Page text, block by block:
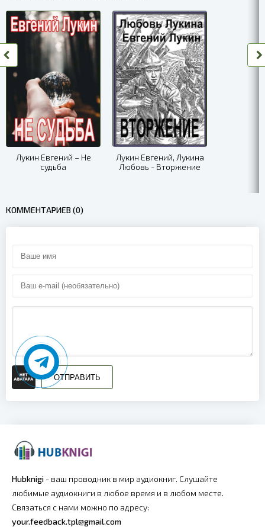
Лукин Евгений – Не
судьба
Лукин Евгений, Лукина
Любовь - Вторжение
КОММЕНТАРИЕВ (0)
ОТПРАВИТЬ
Hubknigi - ваш проводник в мир аудиокниг. Слушайте
любимые аудиокниги в любое время и в любом месте.
Связаться с нами можно по адресу:
your.feedback.tpl@gmail.com